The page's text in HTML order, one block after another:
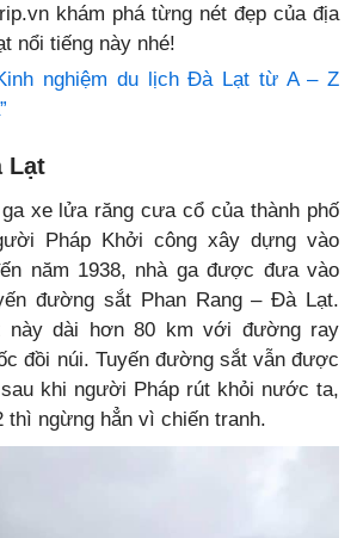
khám phá từng nét đẹp của địa
nổi tiếng này nhé!
nghiệm du lịch Đà Lạt từ A – Z
Lạt
xe lửa răng cưa cổ của thành phố
Pháp Khởi công xây dựng vào
năm 1938, nhà ga được đưa vào
đường sắt Phan Rang – Đà Lạt.
này dài hơn 80 km với đường ray
đồi núi. Tuyến đường sắt vẫn được
khi người Pháp rút khỏi nước ta,
thì ngừng hẳn vì chiến tranh.